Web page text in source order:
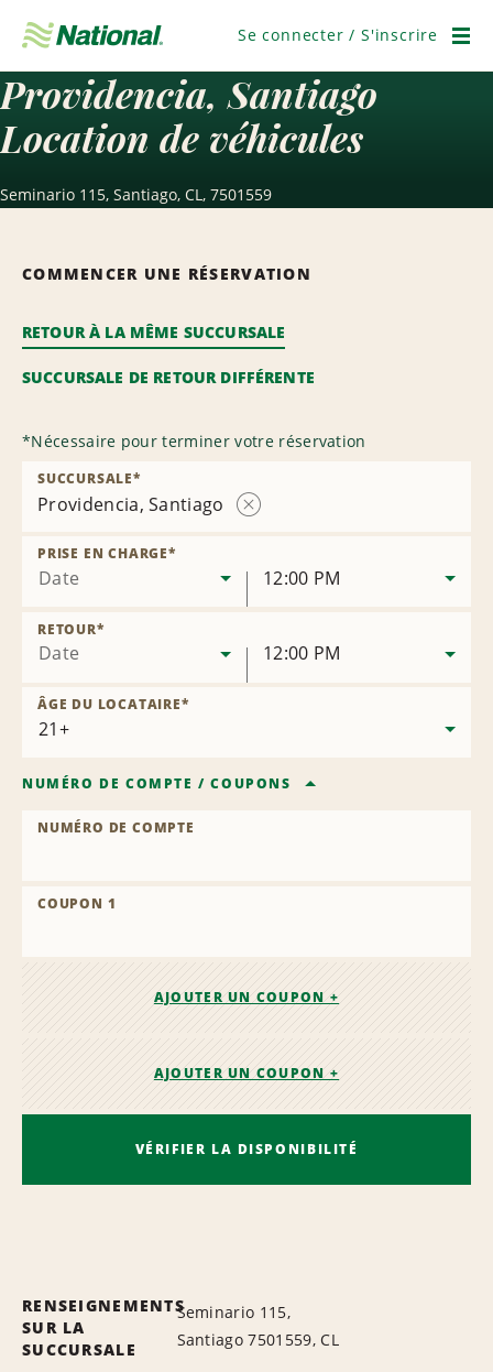
navigation
Se connecter / S'inscrire
Providencia, Santiago
Location de véhicules
Seminario 115, Santiago, CL, 7501559
COMMENCER UNE RÉSERVATION
RETOUR À LA MÊME SUCCURSALE
SUCCURSALE DE RETOUR DIFFÉRENTE
*Nécessaire pour terminer votre réservation
Providencia, Santiago
SUCCURSALE*
Date
PRISE EN CHARGE*
12:00 PM
Date
RETOUR*
12:00 PM
ÂGE DU LOCATAIRE*
NUMÉRO DE COMPTE /COUPONS
NUMÉRO DE COMPTE
COUPON 1
AJOUTER UN COUPON +
AJOUTER UN COUPON +
VÉRIFIER LA DISPONIBILITÉ
RENSEIGNEMENTS
SUR LA
SUCCURSALE
Seminario 115,
Santiago 7501559, CL